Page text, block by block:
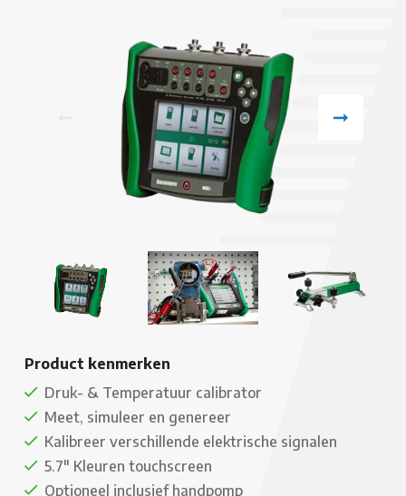
Product kenmerken
Druk- & Temperatuur calibrator
Meet, simuleer en genereer
Kalibreer verschillende elektrische signalen
5.7" Kleuren touchscreen
Optioneel inclusief handpomp